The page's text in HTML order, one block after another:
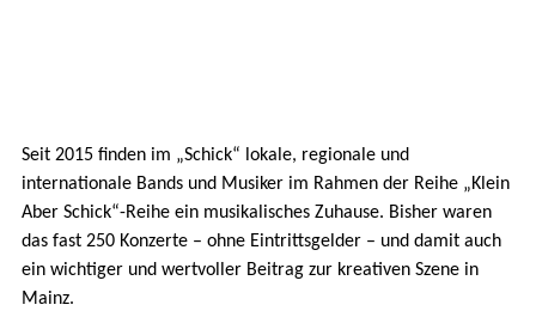
Seit 2015 finden im „Schick“ lokale, regionale und
internationale Bands und Musiker im Rahmen der Reihe „Klein
Aber Schick“-Reihe ein musikalisches Zuhause. Bisher waren
das fast 250 Konzerte – ohne Eintrittsgelder – und damit auch
ein wichtiger und wertvoller Beitrag zur kreativen Szene in
Mainz.